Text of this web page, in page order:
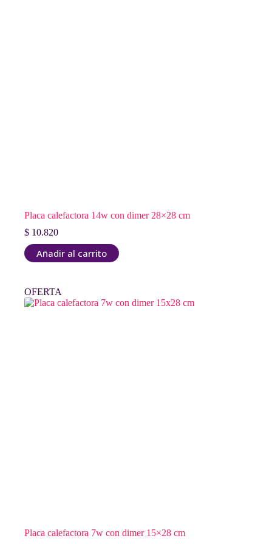
Placa calefactora 14w con dimer 28×28 cm
$ 10.820
Añadir al carrito
OFERTA
Placa calefactora 7w con dimer 15×28 cm